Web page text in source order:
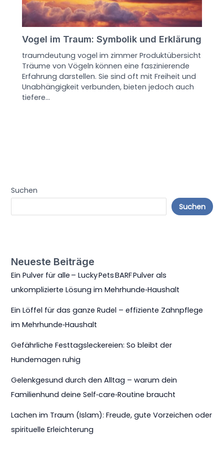
Vogel im Traum: Symbolik und Erklärung
traumdeutung vogel im zimmer Produktübersicht
Träume von Vögeln können eine faszinierende
Erfahrung darstellen. Sie sind oft mit Freiheit und
Unabhängigkeit verbunden, bieten jedoch auch
tiefere…
Suchen
Suchen
Neueste Beiträge
Ein Pulver für alle – Lucky Pets BARF Pulver als
unkomplizierte Lösung im Mehrhunde‑Haushalt
Ein Löffel für das ganze Rudel – effiziente Zahnpflege
im Mehrhunde‑Haushalt
Gefährliche Festtagsleckereien: So bleibt der
Hundemagen ruhig
Gelenkgesund durch den Alltag – warum dein
Familienhund deine Self‑care‑Routine braucht
Lachen im Traum (Islam): Freude, gute Vorzeichen oder
spirituelle Erleichterung